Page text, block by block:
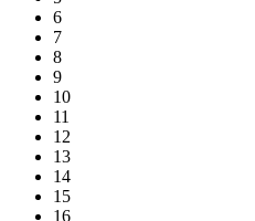
6
7
8
9
10
11
12
13
14
15
16